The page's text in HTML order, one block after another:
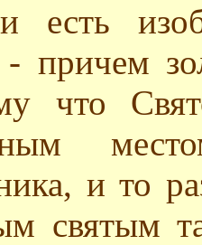
есть
- причем
что
и то
святым